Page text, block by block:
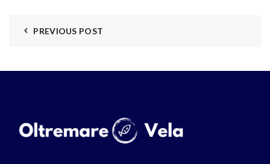
PREVIOUS POST